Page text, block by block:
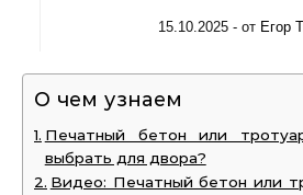
15.10.2025 - от Егор
О чем узнаем
Печатный бетон или
выбрать для двора?
Видео: Печатный бетон или